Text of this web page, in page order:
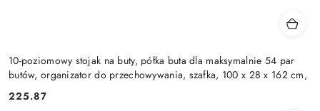
10-poziomowy stojak na buty, półka buta dla maksymalnie 54 par
butów, organizator do przechowywania, szafka, 100 x 28 x 162 cm,
Cena:
225.87